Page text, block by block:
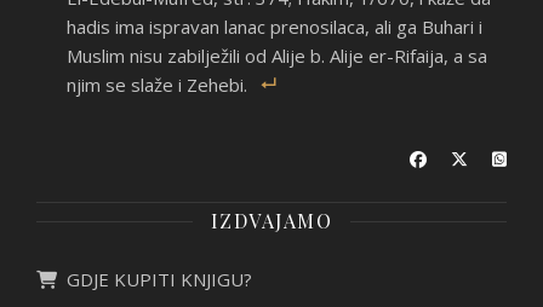
hadis ima ispravan lanac prenosilaca, ali ga Buhari i
Muslim nisu zabilježili od Alije b. Alije er-Rifaija, a sa
njim se slaže i Zehebi.
IZDVAJAMO
GDJE KUPITI KNJIGU?